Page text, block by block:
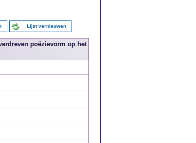
Lijst vernieuwen
poëzievorm op het